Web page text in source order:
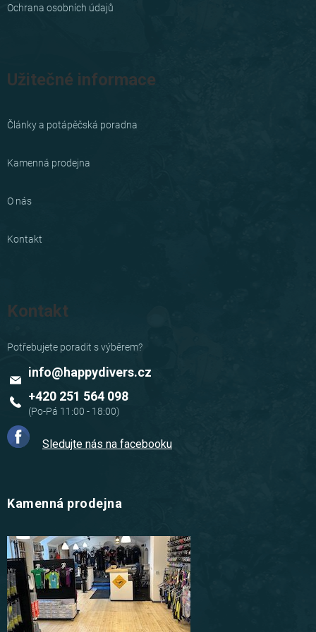
Ochrana osobních údajů
Užitečné informace
Články a potápěčská poradna
Kamenná prodejna
O nás
Kontakt
Kontakt
info@happydivers.cz
+420 251 564 098
Sledujte nás na facebooku
Kamenná prodejna